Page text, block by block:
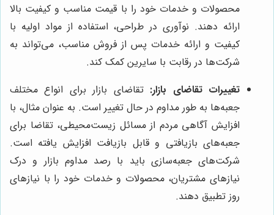
محصولات و خدمات خود را با قیمت مناسب و کیفیت بالا
ارائه دهند. نوآوری در طراحی، استفاده از مواد اولیه با
کیفیت و ارائه خدمات پس از فروش مناسب، می‌تواند به
شرکت‌ها در رقابت با سایرین کمک کند.
تغییرات تقاضای بازار: تقاضای بازار برای انواع مختلف
جعبه‌ها به طور مداوم در حال تغییر است. به عنوان مثال، با
افزایش آگاهی مردم از مسائل زیست‌محیطی، تقاضا برای
جعبه‌های بازیافتی و قابل بازیافت افزایش یافته است.
شرکت‌های جعبه‌سازی باید با رصد مداوم بازار و درک
نیازهای مشتریان، محصولات و خدمات خود را با نیازهای
روز تطبیق دهند.